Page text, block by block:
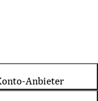
Anbieter